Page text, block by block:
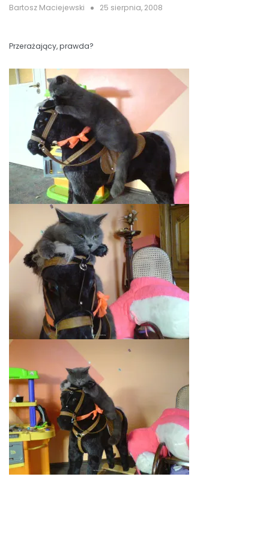
Bartosz Maciejewski 25 sierpnia, 2008
Przerażający, prawda?